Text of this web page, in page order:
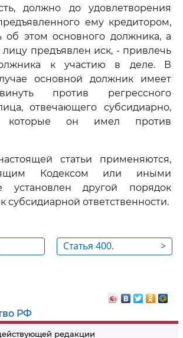
РФ
редакции
должно до удовлетворения
ему кредитором,
об этом основного должника, а
лицу предъявлен иск, - привлечь
к участию в деле. В
основной должник имеет
против регрессного
отвечающего субсидиарно,
которые он имел против
статьи применяются,
Кодексом или иными
установлен другой порядок
субсидиарной ответственности.
>
Статья 400.
ответственности по
обязательствам